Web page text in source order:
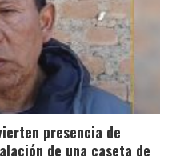
presencia de
de una caseta de